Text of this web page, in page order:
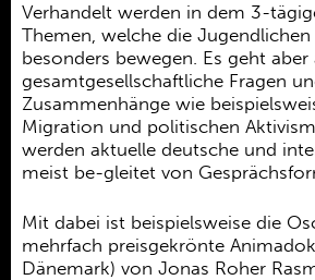
Verhandelt werden in dem 3-
Themen, welche die
besonders bewegen. Es geht
gesamtgesellschaftliche Fragen
Zusammenhänge wie
Migration und politischen
werden aktuelle deutsche und
meist be-gleitet von
Mit dabei ist beispielsweise die
mehrfach preisgekrönte Animadok
Dänemark) von Jonas Roher